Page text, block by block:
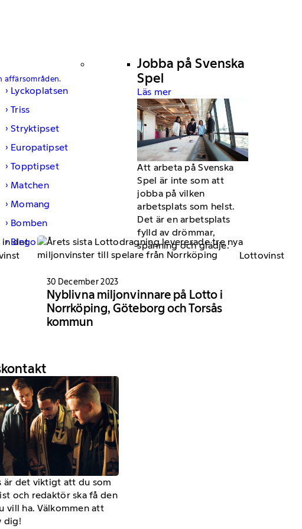
affärsområden.
Lyckoplatsen
Triss
Stryktipset
Europatipset
Topptipset
Matchen
Momang
Bomben
Bingo
Jobba på Svenska
Spel
Läs mer
Att arbeta på Svenska
Spel är inte som att
jobba på vilken
arbetsplats som helst.
Det är en arbetsplats
fylld av drömmar,
spänning och glädje.
är det viktigt att du som
och redaktör ska få den
vill ha. Välkommen att
dig!
Lottovinst
30 December 2023
Nyblivna miljonvinnare på Lotto i
Norrköping, Göteborg och Torsås
kommun